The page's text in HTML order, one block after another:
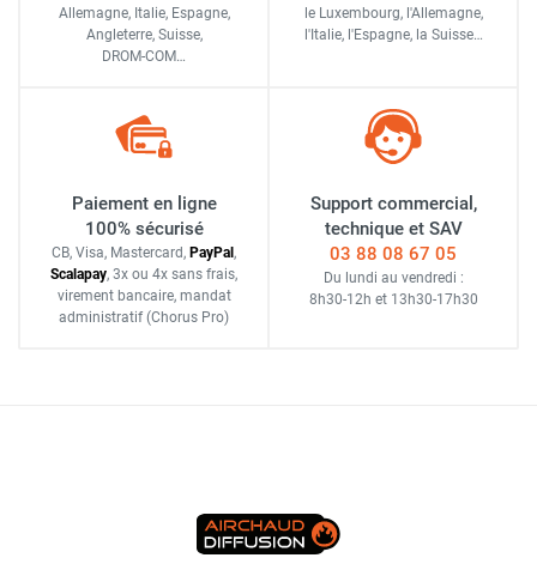
Allemagne, Italie, Espagne,
Angleterre, Suisse,
DROM-COM…
le Luxembourg, l'Allemagne,
l'Italie, l'Espagne, la Suisse…
Paiement en ligne
100% sécurisé
CB, Visa, Mastercard, PayPal ,
Scalapay, 3x ou 4x sans frais,
virement bancaire, mandat
administratif (Chorus Pro)
Support commercial,
technique et SAV
03 88 08 67 05
Du lundi au vendredi :
8h30-12h et 13h30-17h30